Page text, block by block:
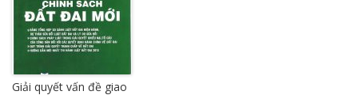
Giải quyết vấn đề giao